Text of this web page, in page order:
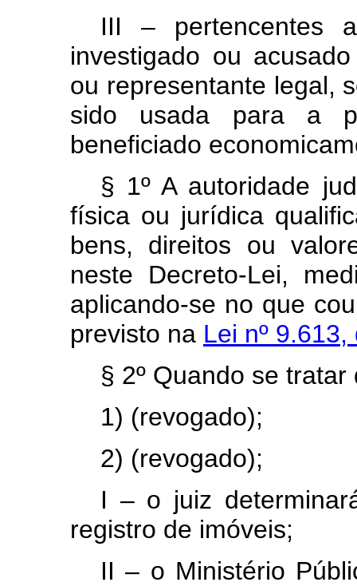
III – pertencentes
investigado ou
ou representante legal,
sido usada para a
beneficiado
§ 1º A autoridade
física ou jurídica
bens, direitos ou
neste Decreto-Lei,
aplicando-se no que
previsto na Lei nº
§ 2º Quando se tratar
1) (revogado);
2) (revogado);
I – o juiz
registro de imóveis;
II – o Ministério